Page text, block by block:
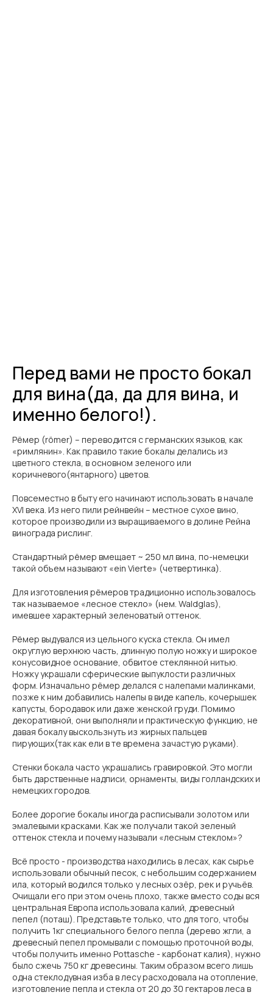
Перед вами не просто бокал
для вина(да, да для вина, и
именно белого!).
Рёмер (römer) – переводится с германских языков, как
«римлянин». Как правило такие бокалы делались из
цветного стекла, в основном зеленого или
коричневого(янтарного) цветов.
Повсеместно в быту его начинают использовать в начале
XVI века. Из него пили рейнвейн – местное сухое вино,
которое производили из выращиваемого в долине Рейна
винограда рислинг.
Стандартный рёмер вмещает ~ 250 мл вина, по-немецки
такой объем называют «ein Vierte» (четвертинка).
Для изготовления рёмеров традиционно использовалось
так называемое «лесное стекло» (нем. Waldglas),
имевшее характерный зеленоватый оттенок.
Рёмер выдувался из цельного куска стекла. Он имел
округлую верхнюю часть, длинную полую ножку и широкое
конусовидное основание, обвитое стеклянной нитью.
Ножку украшали сферические выпуклости различных
форм. Изначально рёмер делался с налепами малинками,
позже к ним добавились налепы в виде капель, кочерышек
капусты, бородавок или даже женской груди. Помимо
декоративной, они выполняли и практическую функцию, не
давая бокалу выскользнуть из жирных пальцев
пирующих(так как ели в те времена зачастую руками).
Стенки бокала часто украшались гравировкой. Это могли
быть дарственные надписи, орнаменты, виды голландских и
немецких городов.
Более дорогие бокалы иногда расписывали золотом или
эмалевыми красками. Как же получали такой зеленый
оттенок стекла и почему называли «лесным стеклом»?
Всё просто - производства находились в лесах, как сырье
использовали обычный песок, с небольшим содержанием
ила, который водился только у лесных озёр, рек и ручьёв.
Очищали его при этом очень плохо, также вместо соды вся
центральная Европа использовала калий, древесный
пепел (поташ). Представьте только, что для того, чтобы
получить 1кг специального белого пепла (дерево жгли, а
древесный пепел промывали с помощью проточной воды,
чтобы получить именно Pottasche - карбонат калия), нужно
было сжечь 750 кг древесины. Таким образом всего лишь
одна стеклодувная изба в лесу расходовала на отопление,
изготовление пепла и стекла от 20 до 30 гектаров леса в